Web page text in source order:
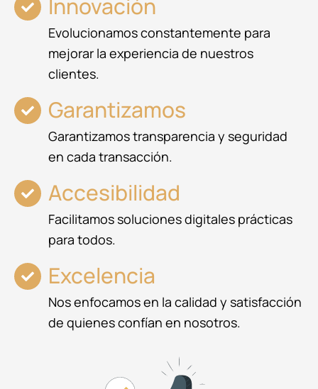
Innovación
Evolucionamos constantemente para
mejorar la experiencia de nuestros
clientes.
Garantizamos
Garantizamos transparencia y seguridad
en cada transacción.
Accesibilidad
Facilitamos soluciones digitales prácticas
para todos.
Excelencia
Nos enfocamos en la calidad y satisfacción
de quienes confían en nosotros.